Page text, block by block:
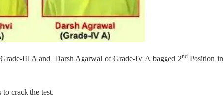
III A and Darsh Agarwal of Grade-IV A bagged 2ndPosition in
to crack the test.